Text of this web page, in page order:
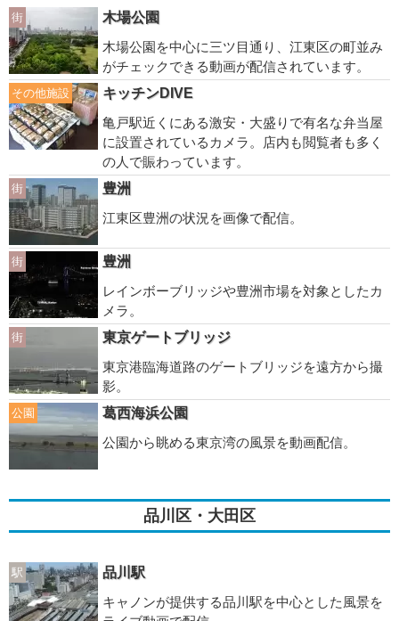
街
木場公園
木場公園を中心に三ツ目通り、江東区の町並み
がチェックできる動画が配信されています。
その他施設
キッチンDIVE
亀戸駅近くにある激安・大盛りで有名な弁当屋
に設置されているカメラ。店内も閲覧者も多く
の人で賑わっています。
街
豊洲
江東区豊洲の状況を画像で配信。
街
豊洲
レインボーブリッジや豊洲市場を対象としたカ
メラ。
街
東京ゲートブリッジ
東京港臨海道路のゲートブリッジを遠方から撮
影。
公園
葛西海浜公園
公園から眺める東京湾の風景を動画配信。
品川区・大田区
駅
品川駅
キャノンが提供する品川駅を中心とした風景を